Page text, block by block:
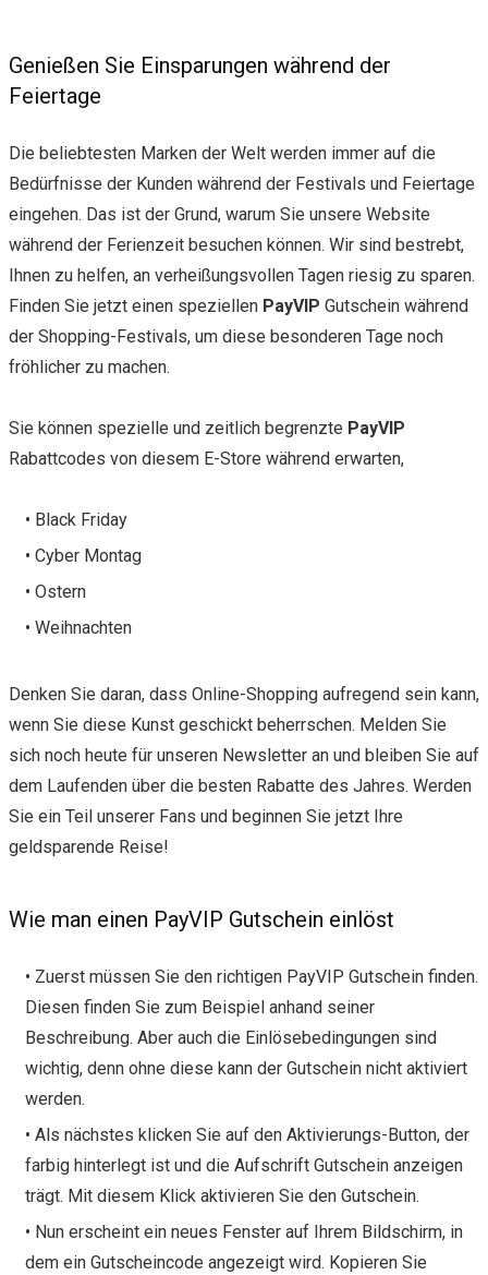
Genießen Sie Einsparungen während der
Feiertage
Die beliebtesten Marken der Welt werden immer auf die
Bedürfnisse der Kunden während der Festivals und Feiertage
eingehen. Das ist der Grund, warum Sie unsere Website
während der Ferienzeit besuchen können. Wir sind bestrebt,
Ihnen zu helfen, an verheißungsvollen Tagen riesig zu sparen.
Finden Sie jetzt einen speziellen PayVIP Gutschein während
der Shopping-Festivals, um diese besonderen Tage noch
fröhlicher zu machen.
Sie können spezielle und zeitlich begrenzte PayVIP
Rabattcodes von diesem E-Store während erwarten,
• Black Friday
• Cyber Montag
• Ostern
• Weihnachten
Denken Sie daran, dass Online-Shopping aufregend sein kann,
wenn Sie diese Kunst geschickt beherrschen. Melden Sie
sich noch heute für unseren Newsletter an und bleiben Sie auf
dem Laufenden über die besten Rabatte des Jahres. Werden
Sie ein Teil unserer Fans und beginnen Sie jetzt Ihre
geldsparende Reise!
Wie man einen PayVIP Gutschein einlöst
• Zuerst müssen Sie den richtigen PayVIP Gutschein finden.
Diesen finden Sie zum Beispiel anhand seiner
Beschreibung. Aber auch die Einlösebedingungen sind
wichtig, denn ohne diese kann der Gutschein nicht aktiviert
werden.
• Als nächstes klicken Sie auf den Aktivierungs-Button, der
farbig hinterlegt ist und die Aufschrift Gutschein anzeigen
trägt. Mit diesem Klick aktivieren Sie den Gutschein.
• Nun erscheint ein neues Fenster auf Ihrem Bildschirm, in
dem ein Gutscheincode angezeigt wird. Kopieren Sie